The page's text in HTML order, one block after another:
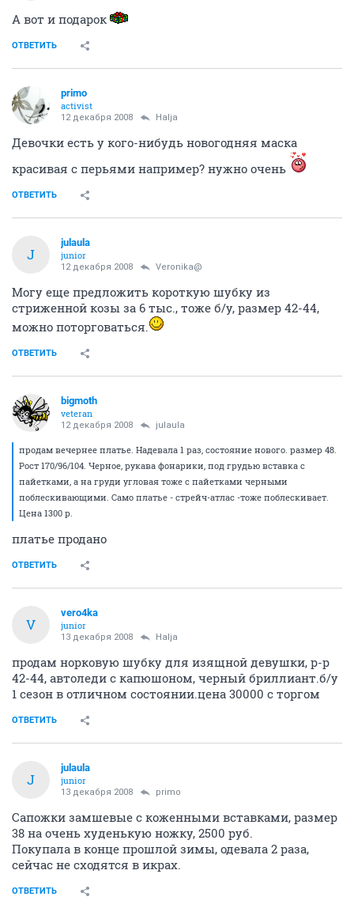
А вот и подарок
ОТВЕТИТЬ
primo
activist
12 декабря 2008 Halja
Девочки есть у кого-нибудь новогодняя маска
красивая с перьями например? нужно очень
ОТВЕТИТЬ
J
julaula
junior
12 декабря 2008 Veronika@
Могу еще предложить короткую шубку из
стриженной козы за 6 тыс., тоже б/у, размер 42-44,
можно поторговаться.
ОТВЕТИТЬ
bigmoth
veteran
12 декабря 2008 julaula
продам вечернее платье. Надевала 1 раз, состояние нового. размер 48.
Рост 170/96/104. Черное, рукава фонарики, под грудью вставка с
пайетками, а на груди угловая тоже с пайетками черными
поблескивающими. Само платье - стрейч-атлас -тоже поблескивает.
Цена 1300 р.
платье продано
ОТВЕТИТЬ
V
vero4ka
junior
13 декабря 2008 Halja
продам норковую шубку для изящной девушки, р-р
42-44, автоледи с капюшоном, черный бриллиант.б/у
1 сезон в отличном состоянии.цена 30000 с торгом
ОТВЕТИТЬ
J
julaula
junior
13 декабря 2008 primo
Сапожки замшевые с коженными вставками, размер
38 на очень худенькую ножку, 2500 руб.
Покупала в конце прошлой зимы, одевала 2 раза,
сейчас не сходятся в икрах.
ОТВЕТИТЬ